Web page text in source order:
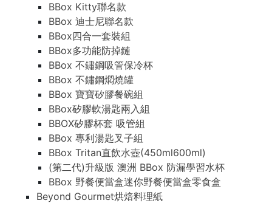
BBox Kitty聯名款
BBox 迪士尼聯名款
BBox四合一套裝組
BBox多功能防掉鏈
BBox 不鏽鋼吸管保冷杯
BBox 不鏽鋼燜燒罐
BBox 寶寶矽膠餐碗組
BBox矽膠軟湯匙兩入組
BBOX矽膠杯套 吸管組
BBox 專利湯匙叉子組
BBox Tritan直飲水壺(450ml600ml)
(第二代)升級版 澳洲 BBox 防漏學習水杯
BBox 野餐便當盒迷你野餐便當盒零食盒
Beyond Gourmet烘焙料理紙